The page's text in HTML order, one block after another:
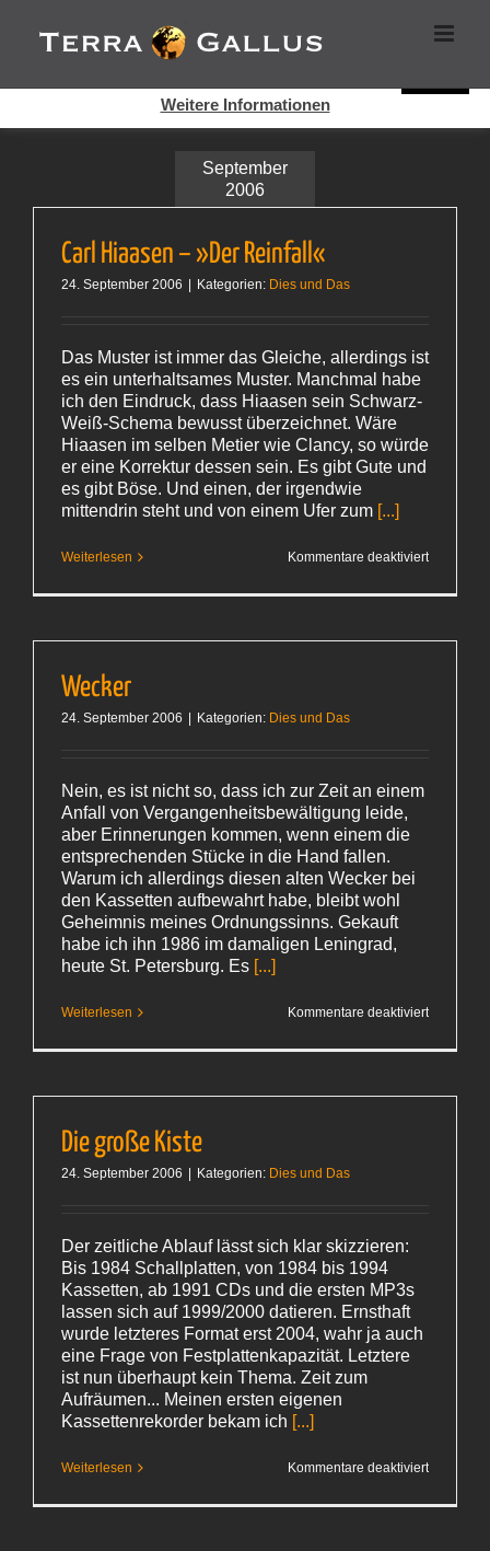
Inhalt
springen
September
2006
Carl Hiaasen – »Der Reinfall«
24. September 2006 Kategorien: Dies und Das
Das Muster ist immer das Gleiche, allerdings ist
es ein unterhaltsames Muster. Manchmal habe
ich den Eindruck, dass Hiaasen sein Schwarz-
Weiß-Schema bewusst überzeichnet. Wäre
Hiaasen im selben Metier wie Clancy, so würde
er eine Korrektur dessen sein. Es gibt Gute und
es gibt Böse. Und einen, der irgendwie
mittendrin steht und von einem Ufer zum [...]
Weiterlesen Kommentare deaktiviertfür
Reinfall«
Wecker
24. September 2006 Kategorien: Dies und Das
Nein, es ist nicht so, dass ich zur Zeit an einem
Anfall von Vergangenheitsbewältigung leide,
aber Erinnerungen kommen, wenn einem die
entsprechenden Stücke in die Hand fallen.
Warum ich allerdings diesen alten Wecker bei
den Kassetten aufbewahrt habe, bleibt wohl
Geheimnis meines Ordnungssinns. Gekauft
habe ich ihn 1986 im damaligen Leningrad,
heute St. Petersburg. Es [...]
Weiterlesen Kommentare deaktiviertfür
Die große Kiste
24. September 2006 Kategorien: Dies und Das
Der zeitliche Ablauf lässt sich klar skizzieren:
Bis 1984 Schallplatten, von 1984 bis 1994
Kassetten, ab 1991 CDs und die ersten MP3s
lassen sich auf 1999/2000 datieren. Ernsthaft
wurde letzteres Format erst 2004, wahr ja auch
eine Frage von Festplattenkapazität. Letztere
ist nun überhaupt kein Thema. Zeit zum
Aufräumen... Meinen ersten eigenen
Kassettenrekorder bekam ich [...]
Weiterlesen Kommentare deaktiviertfür
Cookies helfen auf auf dieser Seite bei der Bereitstellung der
Dienste. Durch die Nutzung dieser Webseite erklären Sie sich
Weitere Informationen